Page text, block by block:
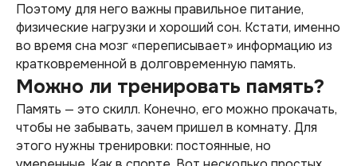
Поэтому для него важны правильное питание,
физические нагрузки и хороший сон. Кстати, именно
во время сна мозг «переписывает» информацию из
кратковременной в долговременную память.
Можно ли тренировать память?
Память — это скилл. Конечно, его можно прокачать,
чтобы не забывать, зачем пришел в комнату. Для
этого нужны тренировки: постоянные, но